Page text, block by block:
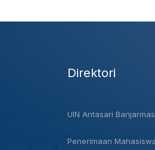
Direktori
UIN Antasari
Penerimaan